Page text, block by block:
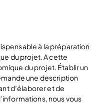
à la préparation
du projet. A cette
du projet. Établir un
une description
d’élaborer et de
nous vous